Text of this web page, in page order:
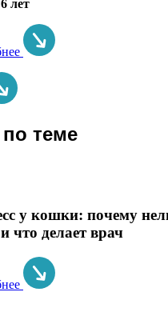
6 лет
теме
у кошки: почему
что делает врач